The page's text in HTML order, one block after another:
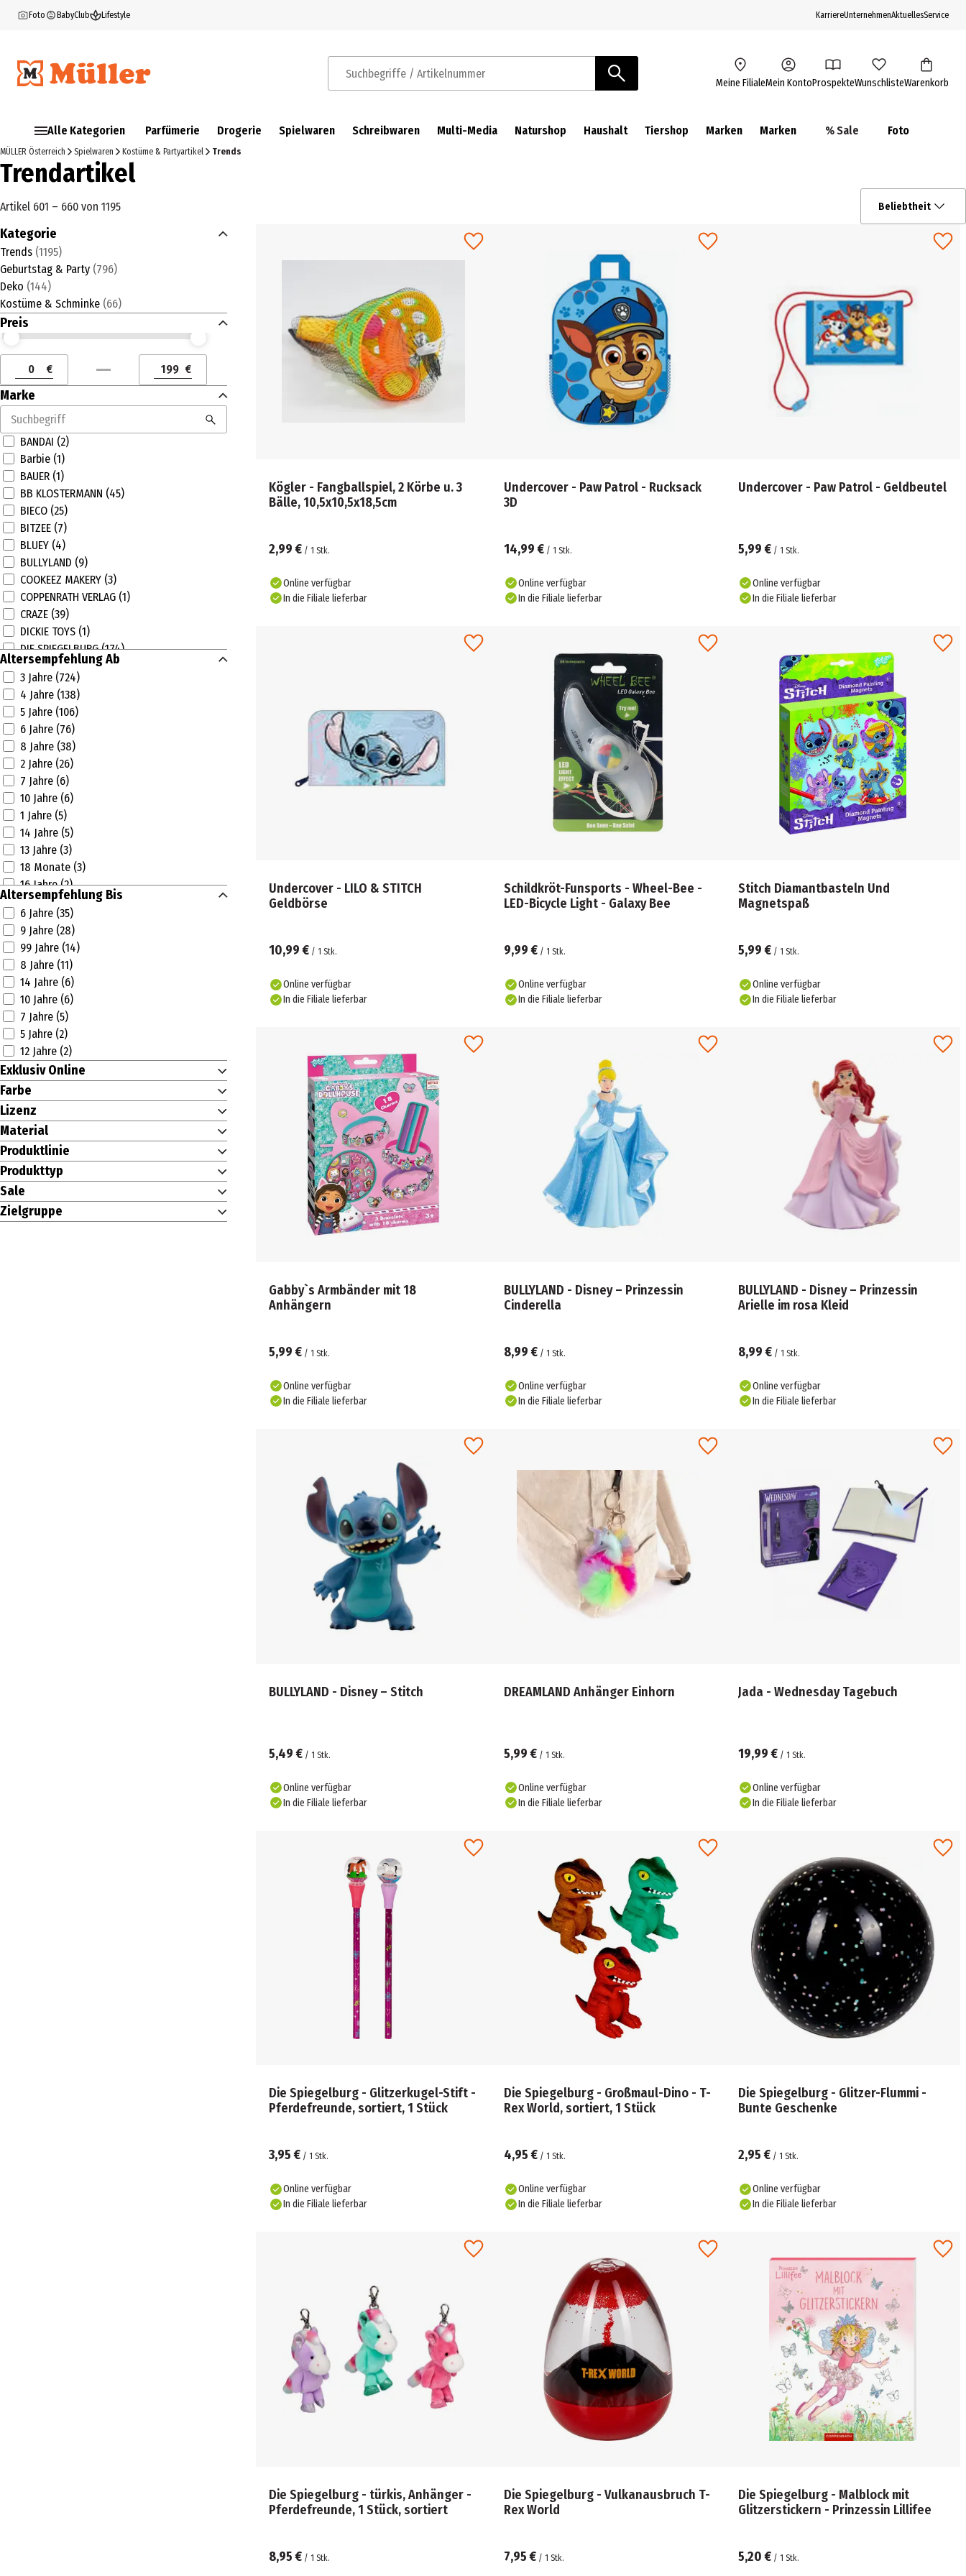
Foto BabyClub Lifestyle KarriereUnternehmenAktuellesService
Suchbegriffe / Artikelnummer Meine FilialeMein KontoProspekteWunschlisteWarenkorb
Alle Kategorien Parfümerie Drogerie Spielwaren Schreibwaren Multi-Media Naturshop Haushalt Tiershop Marken Marken % Sale Foto
MÜLLER Österreich Spielwaren Kostüme & Partyartikel Trends
Trendartikel
Artikel 601 – 660 von 1195 Beliebtheit
Kategorie
Trends (1195)
Geburtstag & Party (796)
Deko (144)
Kostüme & Schminke (66)
Preis
Preis (€) ab
Preis (€) bis
Preis (€) ab
€
Preis (€) bis
€
Marke
BANDAI (2)
Barbie (1)
BAUER (1)
BB KLOSTERMANN (45)
BIECO (25)
BITZEE (7)
BLUEY (4)
BULLYLAND (9)
COOKEEZ MAKERY (3)
COPPENRATH VERLAG (1)
CRAZE (39)
DICKIE TOYS (1)
DIE SPIEGELBURG (174)
DISNEY DOORABLES (4)
DULCOP (6)
ELLIOT (5)
EMPEAK (1)
ERFURTH (8)
FOLAT (1)
FRANZIS (3)
FUN TRADING (15)
GESCHENK FÜR DICH (8)
GOKI (5)
GOLIATH TOYS (5)
GUI GUI (4)
H&H (16)
HAPPY PEOPLE (10)
HASBRO (14)
HOT WHEELS (1)
JADA (4)
JAKKS PACIFIC (13)
JANOD (25)
JAZWARES (3)
JOHNTOY (3)
JOY TOY (27)
KIKKERLAND (2)
KOEGLER (18)
LEYKAM ALPINA (4)
liebeskummerpillen (3)
LIP SMACKER (1)
LISCIANI (1)
LITTLE LIVE PETS (5)
LOL SURPRISE (16)
LUTZ MAUDER (51)
MAKE IT REAL (1)
MARKWINS (6)
Altersempfehlung Ab
3 Jahre (724)
4 Jahre (138)
5 Jahre (106)
6 Jahre (76)
8 Jahre (38)
2 Jahre (26)
7 Jahre (6)
10 Jahre (6)
1 Jahre (5)
14 Jahre (5)
13 Jahre (3)
18 Monate (3)
16 Jahre (2)
12 Jahre (2)
12 Monate (1)
10 Monate (1)
Altersempfehlung Bis
6 Jahre (35)
9 Jahre (28)
99 Jahre (14)
8 Jahre (11)
14 Jahre (6)
10 Jahre (6)
7 Jahre (5)
5 Jahre (2)
12 Jahre (2)
Exklusiv Online
Farbe
Lizenz
Material
Produktlinie
Produkttyp
Sale
Zielgruppe
Kögler - Fangballspiel, 2 Körbe u. 3
Bälle, 10,5x10,5x18,5cm
2,99 € / 1 Stk.
Online verfügbar
In die Filiale lieferbar
Undercover - Paw Patrol - Rucksack
3D
14,99 €/ 1 Stk.
Online verfügbar
In die Filiale lieferbar
Undercover - Paw Patrol - Geldbeutel
5,99 € / 1 Stk.
Online verfügbar
In die Filiale lieferbar
Undercover - LILO & STITCH
Geldbörse
10,99 € / 1 Stk.
Online verfügbar
In die Filiale lieferbar
Schildkröt-Funsports - Wheel-Bee -
LED-Bicycle Light - Galaxy Bee
9,99 €/ 1 Stk.
Online verfügbar
In die Filiale lieferbar
Stitch Diamantbasteln Und
Magnetspaß
5,99 € / 1 Stk.
Online verfügbar
In die Filiale lieferbar
Gabby`s Armbänder mit 18
Anhängern
5,99 € / 1 Stk.
Online verfügbar
In die Filiale lieferbar
BULLYLAND - Disney – Prinzessin
Cinderella
8,99 €/ 1 Stk.
Online verfügbar
In die Filiale lieferbar
BULLYLAND - Disney – Prinzessin
Arielle im rosa Kleid
8,99 € / 1 Stk.
Online verfügbar
In die Filiale lieferbar
BULLYLAND - Disney – Stitch
5,49 € / 1 Stk.
Online verfügbar
In die Filiale lieferbar
DREAMLAND Anhänger Einhorn
5,99 €/ 1 Stk.
Online verfügbar
In die Filiale lieferbar
Jada - Wednesday Tagebuch
19,99 € / 1 Stk.
Online verfügbar
In die Filiale lieferbar
Die Spiegelburg - Glitzerkugel-Stift -
Pferdefreunde, sortiert, 1 Stück
3,95 € / 1 Stk.
Online verfügbar
In die Filiale lieferbar
Die Spiegelburg - Großmaul-Dino - T-
Rex World, sortiert, 1 Stück
4,95 €/ 1 Stk.
Online verfügbar
In die Filiale lieferbar
Die Spiegelburg - Glitzer-Flummi -
Bunte Geschenke
2,95 € / 1 Stk.
Online verfügbar
In die Filiale lieferbar
Die Spiegelburg - türkis, Anhänger -
Pferdefreunde, 1 Stück, sortiert
8,95 € / 1 Stk.
Die Spiegelburg - Vulkanausbruch T-
Rex World
7,95 €/ 1 Stk.
Die Spiegelburg - Malblock mit
Glitzerstickern - Prinzessin Lillifee
5,20 € / 1 Stk.